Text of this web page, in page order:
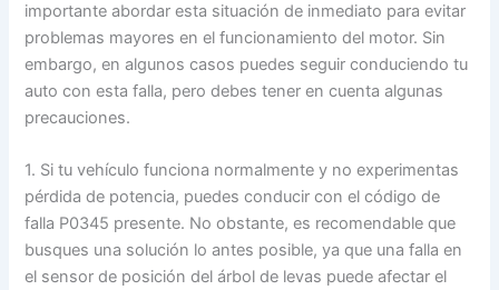
importante abordar esta situación de inmediato para evitar
problemas mayores en el funcionamiento del motor. Sin
embargo, en algunos casos puedes seguir conduciendo tu
auto con esta falla, pero debes tener en cuenta algunas
precauciones.
1. Si tu vehículo funciona normalmente y no experimentas
pérdida de potencia, puedes conducir con el código de
falla P0345 presente. No obstante, es recomendable que
busques una solución lo antes posible, ya que una falla en
el sensor de posición del árbol de levas puede afectar el